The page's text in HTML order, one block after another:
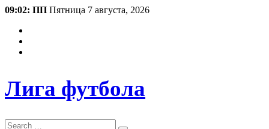
09:02: ПП Пятница 7 августа, 2026
Лига футбола